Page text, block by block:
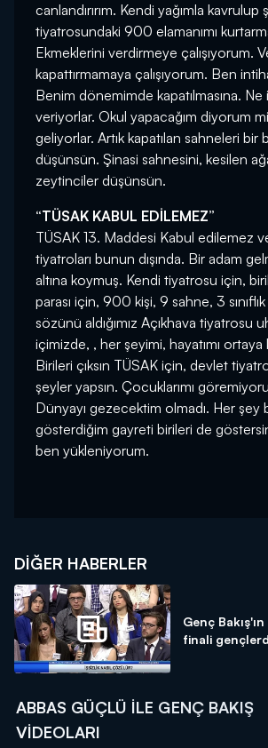
canlandırırım. Kendi yağımla kavrulup
tiyatrosundaki 900 elamanımı
Ekmeklerini verdirmeye çalışıyorum.
kapattırmamaya çalışıyorum. Ben
Benim dönemimde kapatılmasına. Ne
veriyorlar. Okul yapacağım diyorum
geliyorlar. Artık kapatılan sahneleri bir
düşünsün. Şinasi sahnesini, kesilen
zeytinciler düşünsün.
“TÜSAK KABUL EDİLEMEZ”
TÜSAK 13. Maddesi Kabul edilemez
tiyatroları bunun dışında. Bir adam
altına koymuş. Kendi tiyatrosu için,
parası için, 900 kişi, 9 sahne, 3
sözünü aldığımız Açıkhava tiyatrosu
içimizde, , her şeyimi, hayatımı
Birileri çıksın TÜSAK için, devlet
şeyler yapsın. Çocuklarımı
Dünyayı gezecektim olmadı. Her şey
gösterdiğim gayreti birileri de
ben yükleniyorum.
DIĞER HABERLER
Genç
finali
ABBAS GÜÇLÜ ILE GENÇ BAKIŞ
VIDEOLARI